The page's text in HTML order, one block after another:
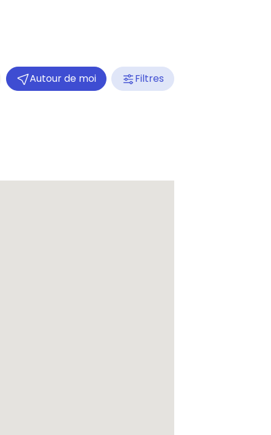
Autour de moi Filtres